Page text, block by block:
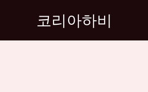
코리아하비